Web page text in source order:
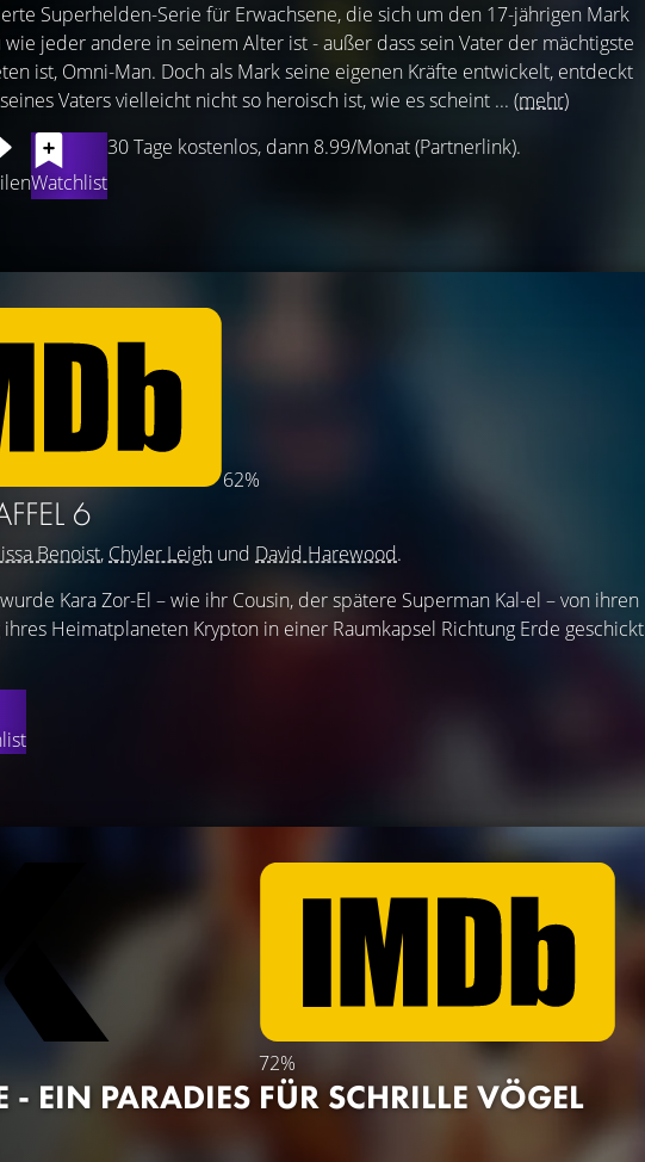
Watchlist
30 Tage kostenlos, dann 8.99/Monat (Partnerlink).
Superhelden-Serie für Erwachsene, die sich um den 17-jährigen Mark
jeder andere in seinem Alter ist - außer dass sein Vater der mächtigste
ist, Omni-Man. Doch als Mark seine eigenen Kräfte entwickelt, entdeckt
Vaters vielleicht nicht so heroisch ist, wie es scheint ... (mehr)
62%
6
Benoist, Chyler Leigh und David Harewood.
Kara Zor-El – wie ihr Cousin, der spätere Superman Kal-el – von ihren
Heimatplaneten Krypton in einer Raumkapsel Richtung Erde geschickt
72%
- EIN PARADIES FÜR SCHRILLE VÖGEL